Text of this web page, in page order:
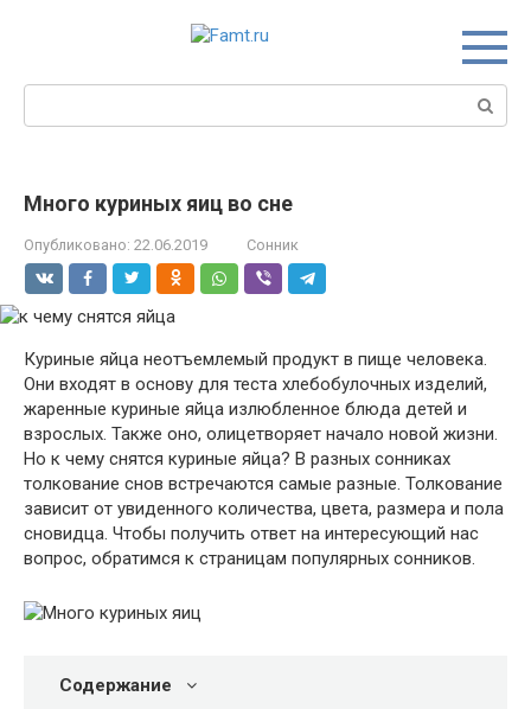
Много куриных яиц во сне
Опубликовано: 22.06.2019 Сонник
Куриные яйца неотъемлемый продукт в пище человека.
Они входят в основу для теста хлебобулочных изделий,
жаренные куриные яйца излюбленное блюда детей и
взрослых. Также оно, олицетворяет начало новой жизни.
Но к чему снятся куриные яйца? В разных сонниках
толкование снов встречаются самые разные. Толкование
зависит от увиденного количества, цвета, размера и пола
сновидца. Чтобы получить ответ на интересующий нас
вопрос, обратимся к страницам популярных сонников.
Содержание